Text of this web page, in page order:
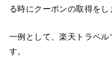
る時にクーポンの取得をし
一例として、楽天トラベ
す。